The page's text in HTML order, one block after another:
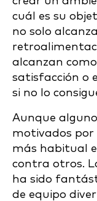
cuál es su
no solo
alcanzan
satisfacción o
si no lo
Aunque
motivados por
más habitual
contra otros.
ha sido
de equipo